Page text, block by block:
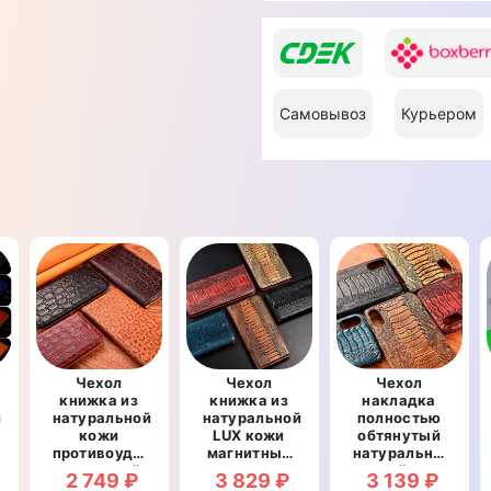
Самовывоз Курьером
Чехол
книжка из
натуральной
кожи
противоударный
магнитный
2 749 ₽
Чехол
книжка из
натуральной
LUX кожи
магнитный
противоударный
3 829 ₽
Чехол
накладка
полностью
обтянутый
натуральной
кожей для
3 139 ₽